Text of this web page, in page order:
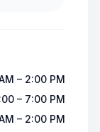
– 2:00 PM
– 7:00 PM
– 2:00 PM